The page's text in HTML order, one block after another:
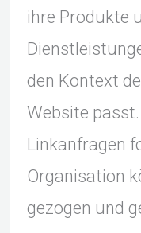
ihre Produkte
den Kontext
Website passt.
Linkanfragen
Organisation
gezogen und